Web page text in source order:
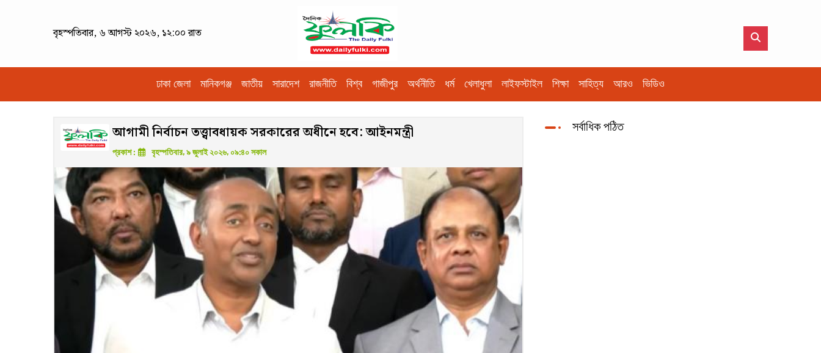
বৃহস্পতিবার, ৬ আগস্ট ২০২৬, ১২:০০ রাত
ঢাকা জেলা মানিকগঞ্জ জাতীয় সারাদেশ রাজনীতি বিশ্ব গাজীপুর অর্থনীতি ধর্ম খেলাধুলা লাইফস্টাইল শিক্ষা সাহিত্য আরও ভিডিও
আগামী নির্বাচন তত্ত্বাবধায়ক সরকারের অধীনে হবে: আইনমন্ত্রী
প্রকাশ : বৃহস্পতিবার, ৯ জুলাই ২০২৬, ০৯:৪০ সকাল
সর্বাধিক পঠিত